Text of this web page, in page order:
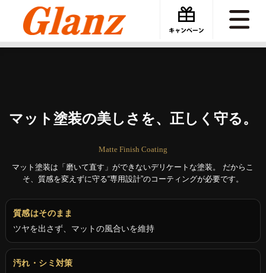
カーケアグランツ
カーコーティング
マット塗装専用コーティング
マット塗装の美しさを、正しく守る。
Matte Finish Coating
マット塗装は「磨いて直す」ができないデリケートな塗装。
だからこ
そ、質感を変えずに守る“専用設計”のコーティングが必要です。
質感はそのまま
ツヤを出さず、マットの風合いを維持
汚れ・シミ対策